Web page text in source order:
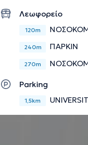
Λεωφορείο
120m
240m ΠΑΡΚΙΝ
270m
Parking
1,5km